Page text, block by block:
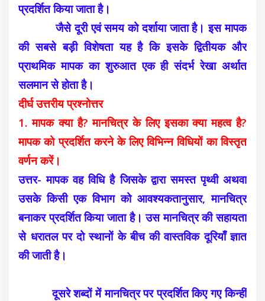
प्रदर्शित किया जाता है।
जैसे दूरी एवं समय को दर्शाया जाता है। इस मापक
की सबसे बड़ी विशेषता यह है कि इसके द्वितीयक और
प्राथमिक मापक का शुरुआत एक ही संदर्भ रेखा अर्थात
सलमान से होता है।
दीर्घ उत्तरीय प्रश्नोत्तर
1. मापक क्या है? मानचित्र के लिए इसका क्या महत्व है?
मापक को प्रदर्शित करने के लिए विभिन्न विधियों का विस्तृत
वर्णन करें।
उत्तर- मापक वह विधि है जिसके द्वारा समस्त पृथ्वी अथवा
उसके किसी एक विभाग को आवश्यकतानुसार, मानचित्र
बनाकर प्रदर्शित किया जाता है। उस मानचित्र की सहायता
से धरातल पर दो स्थानों के बीच की वास्तविक दूरियाँ ज्ञात
की जाती है।
दूसरे शब्दों में मानचित्र पर प्रदर्शित किए गए किन्हीं